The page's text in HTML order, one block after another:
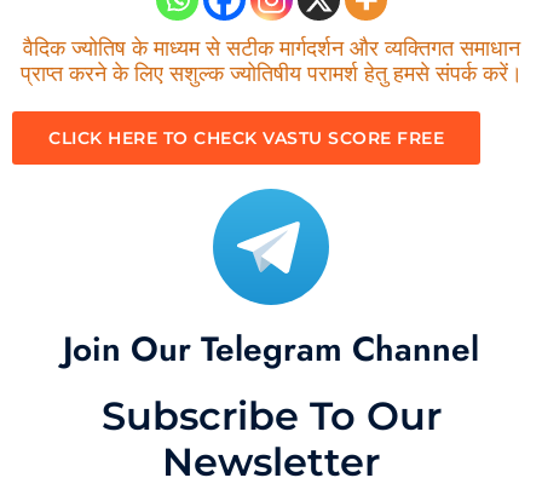
वैदिक ज्योतिष के माध्यम से सटीक मार्गदर्शन और व्यक्तिगत समाधान
प्राप्त करने के लिए सशुल्क ज्योतिषीय परामर्श हेतु हमसे संपर्क करें।
CLICK HERE TO CHECK VASTU SCORE FREE
Join Our Telegram Channel
Subscribe To Our
Newsletter